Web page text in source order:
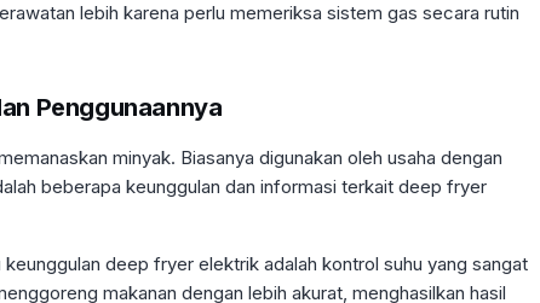
lebih karena perlu memeriksa sistem gas secara rutin
Penggunaannya
minyak. Biasanya digunakan oleh usaha dengan
beberapa keunggulan dan informasi terkait deep fryer
deep fryer elektrik adalah kontrol suhu yang sangat
makanan dengan lebih akurat, menghasilkan hasil